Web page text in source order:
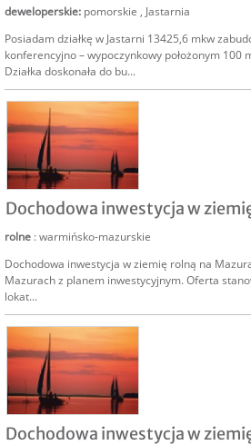
deweloperskie: pomorskie , Jastarnia
Posiadam działkę w Jastarni 13425,6 mkw
konferencyjno – wypoczynkowy położonym 100
Działka doskonała do bu...
Dochodowa inwestycja w
rolne : warmińsko-mazurskie
Dochodowa inwestycja w ziemię rolną na
Mazurach z planem inwestycyjnym. Oferta
lokat...
Dochodowa inwestycja w